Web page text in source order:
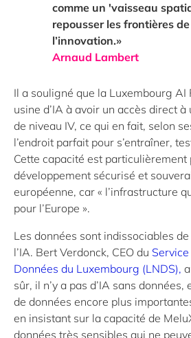
comme un 'vaisseau
repousser les frontières de
l’innovation.»
Arnaud Lambert
Il a souligné que la Luxembourg AI
usine d’IA à avoir un accès direct
de niveau IV, ce qui en fait, selon
l’endroit parfait pour s’entraîner,
Cette capacité est
développement sécurisé et
européenne, car « l’infrastructure
pour l’Europe ».
Les données sont indissociables
l’IA. Bert Verdonck, CEO du
Données du Luxembourg (LNDS),
sûr, il n’y a pas d’IA sans
de données encore plus
en insistant sur la capacité de
données très sensibles qui ne